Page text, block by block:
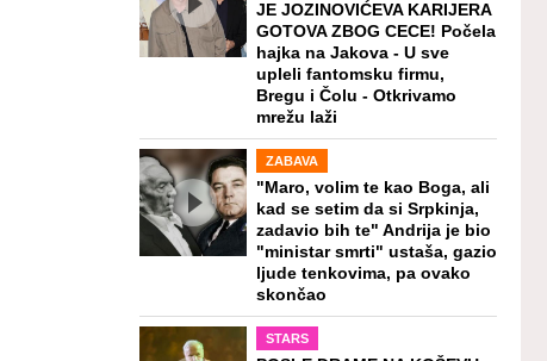
JE JOZINOVIĆEVA KARIJERA
GOTOVA ZBOG CECE! Počela
hajka na Jakova - U sve
upleli fantomsku firmu,
Bregu i Čolu - Otkrivamo
mrežu laži
ZABAVA
"Maro, volim te kao Boga, ali
kad se setim da si Srpkinja,
zadavio bih te" Andrija je bio
"ministar smrti" ustaša, gazio
ljude tenkovima, pa ovako
skončao
STARS